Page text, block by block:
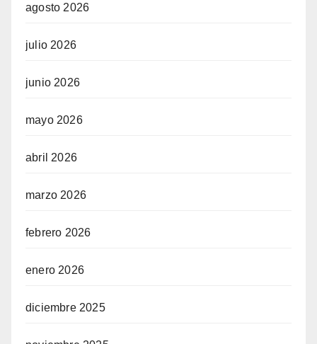
agosto 2026
julio 2026
junio 2026
mayo 2026
abril 2026
marzo 2026
febrero 2026
enero 2026
diciembre 2025